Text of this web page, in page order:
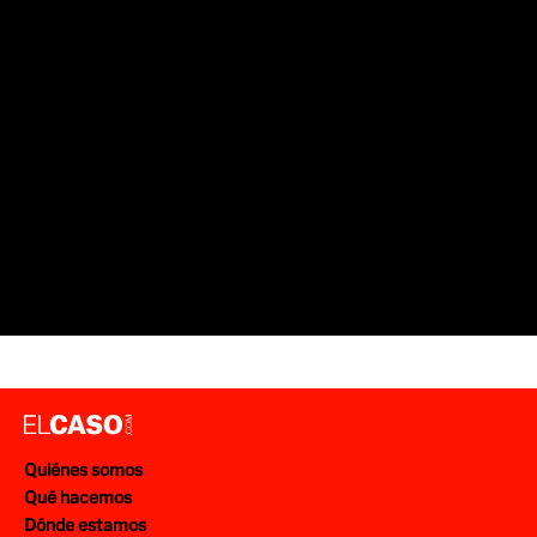
Quiénes somos
Qué hacemos
Dónde estamos